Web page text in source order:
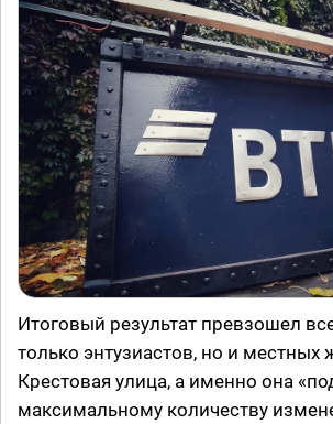
Итоговый результат превзошел
только энтузиастов, но и местных
Крестовая улица, а именно она
максимальному количеству